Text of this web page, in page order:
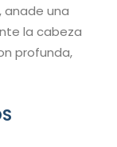
anade una
la cabeza
profunda,